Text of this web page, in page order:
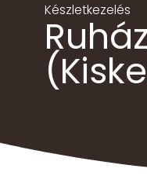
Deutsch (DE)
Русский (RU)
Polski (PL)
Français (FR)
Română (RO)
Készletkezelés